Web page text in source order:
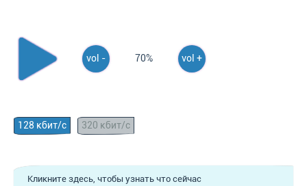
vol - 70% vol +
128 кбит/с 320 кбит/с
Кликните здесь, чтобы узнать что сейчас